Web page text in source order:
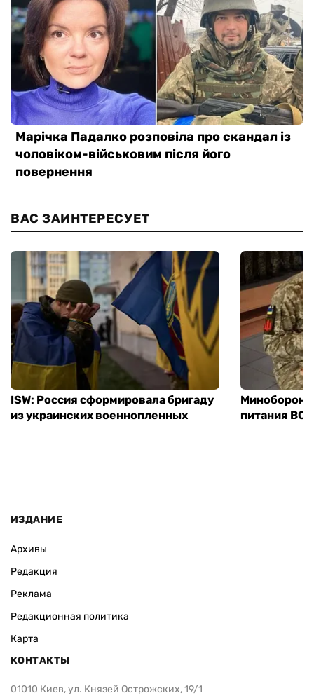
ВАС ЗАИНТЕРЕСУЕТ
ISW: Россия сформировала бригаду
из украинских военнопленных
питания ВСУ
ИЗДАНИЕ
Архивы
Редакция
Реклама
Редакционная политика
Карта
КОНТАКТЫ
01010 Киев, ул. Князей Острожских, 19/1